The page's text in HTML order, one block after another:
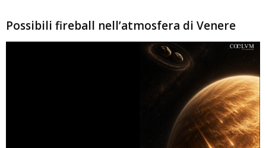
Possibili fireball nell’atmosfera di Venere